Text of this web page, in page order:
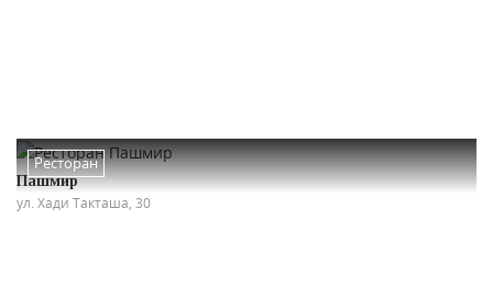
Ресторан
Пашмир
ул. Хади Такташа, 30